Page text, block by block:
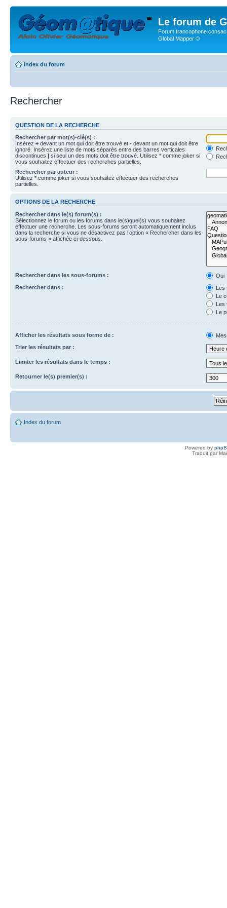
Le forum de
Forum francophone
Global Mapper ©
Index du forum
Rechercher
QUESTION DE LA RECHERCHE
Rechercher par mot(s)-clé(s) :
Insérez + devant un mot qui doit être trouvé et - devant un mot qui doit être
ignoré. Insérez une liste de mots séparés entre des barres verticales
discontinues | si seul un des mots doit être trouvé. Utilisez * comme joker si
vous souhaitez effectuer des recherches partielles.
Rechercher par auteur :
Utilisez * comme joker si vous souhaitez effectuer des recherches
partielles.
OPTIONS DE LA RECHERCHE
Rechercher dans le(s) forum(s) :
Sélectionnez le forum ou les forums dans le(s)quel(s) vous souhaitez
effectuer une recherche. Les sous-forums seront automatiquement inclus
dans la recherche si vous ne désactivez pas l’option « Rechercher dans les
sous-forums » affichée ci-dessous.
Rechercher dans les sous-forums :
Oui
Rechercher dans :
Les
Le
Les
Le
Afficher les résultats sous forme de :
Trier les résultats par :
Limiter les résultats dans le temps :
Retourner le(s) premier(s) :
Index du forum
Powered by
Traduit par